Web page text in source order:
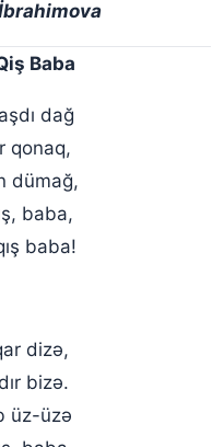
Baba
dağ
qonaq,
dümağ,
baba,
baba!
dizə,
bizə.
üz-üzə